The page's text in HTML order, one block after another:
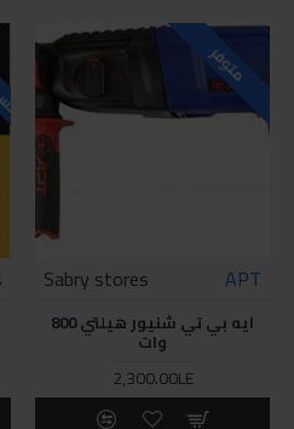
متوفر
APT
Sabry stores
ايه بي تي شنيور هيلتي 800
وات
2,300.00LE